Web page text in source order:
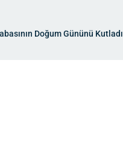
Doğum Gününü Kutladı